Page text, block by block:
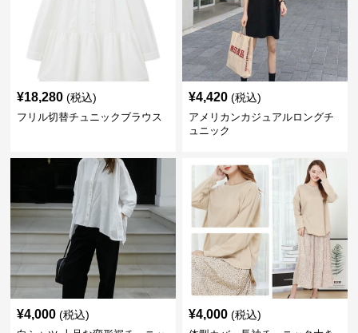
¥18,280 (税込)
フリル切替チュニックブラウス
¥4,420 (税込)
アメリカンカジュアルロングチ
ュニック
¥4,000 (税込) ¥4,000 (税込)